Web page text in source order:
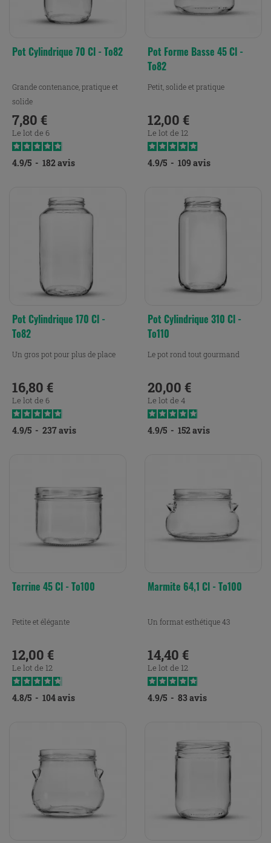
Pot Cylindrique 70 Cl - To82
Grande contenance, pratique et
solide
Prix
7,80 €
Le lot de 6
4.9/5 - 182avis
Pot Forme Basse 45 Cl -
To82
Petit, solide et pratique
Prix
12,00 €
Le lot de 12
4.9/5 - 109 avis
Pot Cylindrique 170 Cl -
To82
Un gros pot pour plus de place
Prix
16,80 €
Le lot de 6
4.9/5 - 237avis
Pot Cylindrique 310 Cl -
To110
Le pot rond tout gourmand
Prix
20,00 €
Le lot de 4
4.9/5 - 152avis
Terrine 45 Cl - To100
Petite et élégante
Prix
12,00 €
Le lot de 12
4.8/5 - 104avis
Marmite 64,1 Cl - To100
Un format esthétique 43
Prix
14,40 €
Le lot de 12
4.9/5 - 83 avis